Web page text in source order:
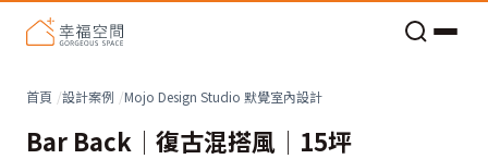
首頁 設計案例 Mojo Design Studio 默覺室內設計
Bar Back│復古混搭風│15坪